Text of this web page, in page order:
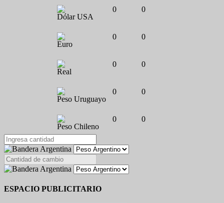
Dólar USA
0 0
Euro
0 0
Real
0 0
Peso Uruguayo
0 0
Peso Chileno
0 0
ESPACIO PUBLICITARIO